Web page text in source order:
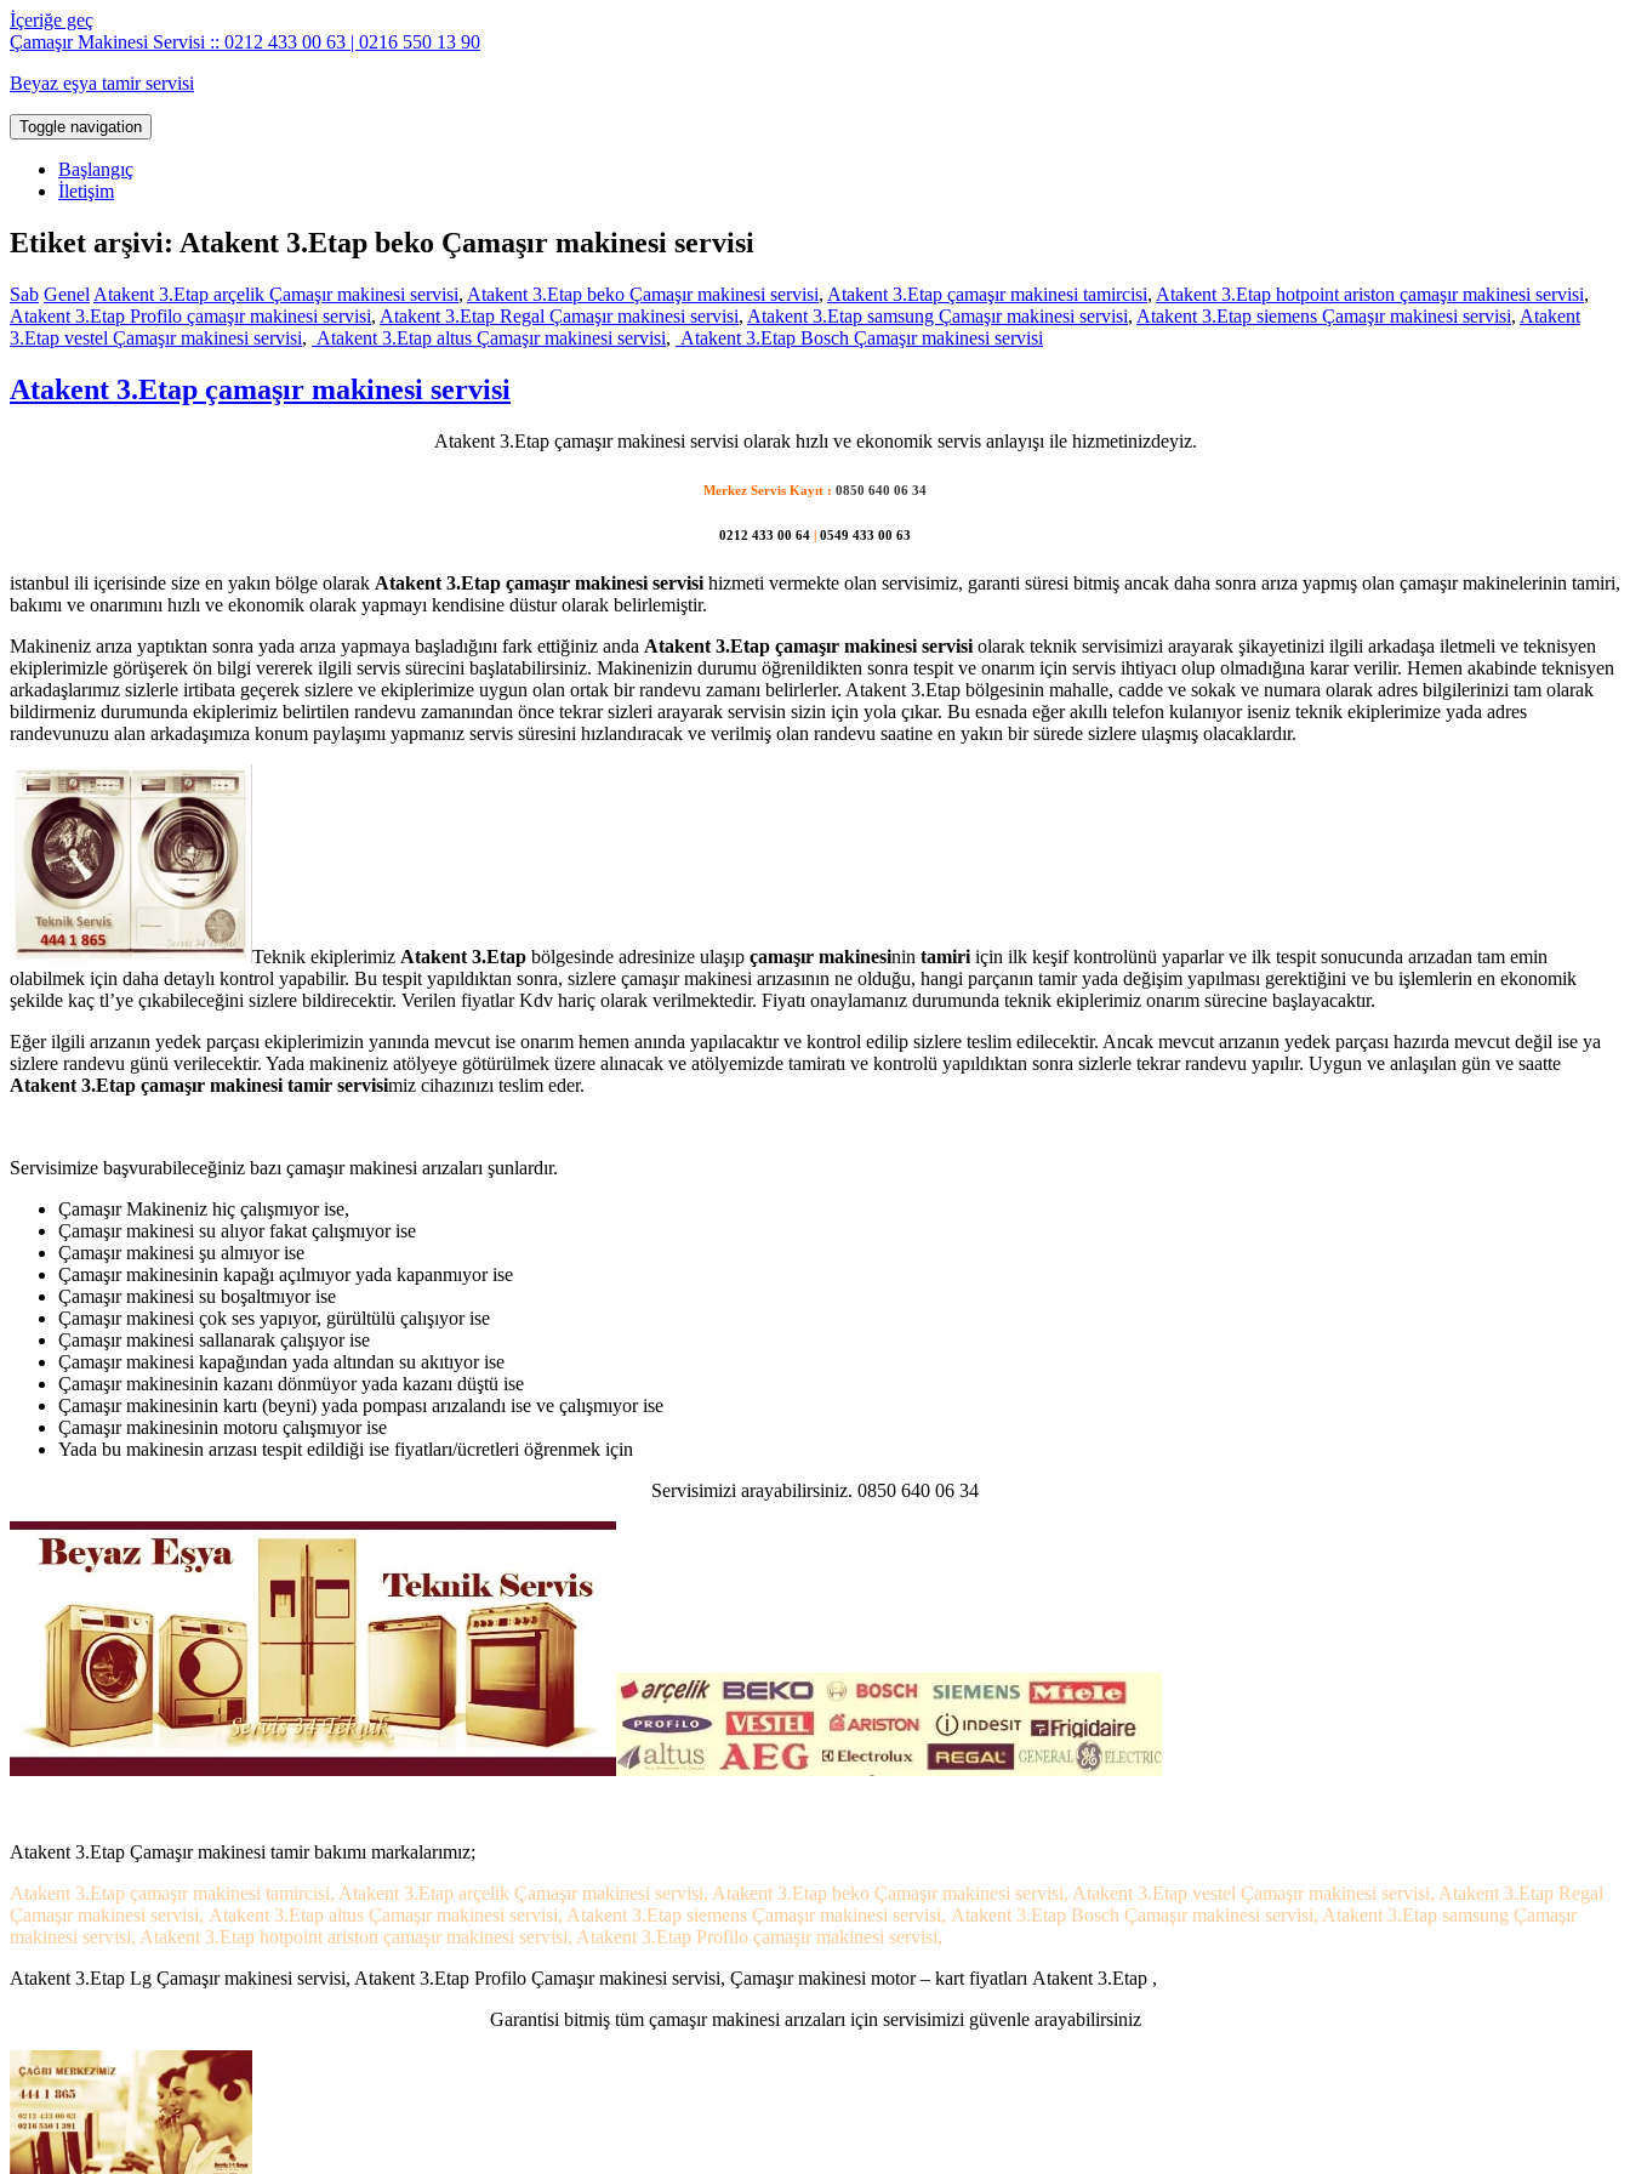
İçeriğe geç
Çamaşır Makinesi Servisi :: 0212 433 00 63 | 0216 550 13 90
Beyaz eşya tamir servisi
Toggle navigation
Başlangıç
İletişim
Etiket arşivi: Atakent 3.Etap beko Çamaşır makinesi servisi
Sab Genel Atakent 3.Etap arçelik Çamaşır makinesi servisi, Atakent 3.Etap beko Çamaşır makinesi servisi, Atakent 3.Etap çamaşır makinesi tamircisi, Atakent 3.Etap hotpoint ariston çamaşır makinesi servisi,
Atakent 3.Etap Profilo çamaşır makinesi servisi, Atakent 3.Etap Regal Çamaşır makinesi servisi, Atakent 3.Etap samsung Çamaşır makinesi servisi, Atakent 3.Etap siemens Çamaşır makinesi servisi, Atakent
3.Etap vestel Çamaşır makinesi servisi, Atakent 3.Etap altus Çamaşır makinesi servisi, Atakent 3.Etap Bosch Çamaşır makinesi servisi
Atakent 3.Etap çamaşır makinesi servisi
Atakent 3.Etap çamaşır makinesi servisi olarak hızlı ve ekonomik servis anlayışı ile hizmetinizdeyiz.
Merkez Servis Kayıt : 0850 640 06 34
0212 433 00 64 | 0549 433 00 63
istanbul ili içerisinde size en yakın bölge olarak Atakent 3.Etap çamaşır makinesi servisi hizmeti vermekte olan servisimiz, garanti süresi bitmiş ancak daha sonra arıza yapmış olan çamaşır makinelerinin tamiri,
bakımı ve onarımını hızlı ve ekonomik olarak yapmayı kendisine düstur olarak belirlemiştir.
Makineniz arıza yaptıktan sonra yada arıza yapmaya başladığını fark ettiğiniz anda Atakent 3.Etap çamaşır makinesi servisi olarak teknik servisimizi arayarak şikayetinizi ilgili arkadaşa iletmeli ve teknisyen
ekiplerimizle görüşerek ön bilgi vererek ilgili servis sürecini başlatabilirsiniz. Makinenizin durumu öğrenildikten sonra tespit ve onarım için servis ihtiyacı olup olmadığına karar verilir. Hemen akabinde teknisyen
arkadaşlarımız sizlerle irtibata geçerek sizlere ve ekiplerimize uygun olan ortak bir randevu zamanı belirlerler. Atakent 3.Etap bölgesinin mahalle, cadde ve sokak ve numara olarak adres bilgilerinizi tam olarak
bildirmeniz durumunda ekiplerimiz belirtilen randevu zamanından önce tekrar sizleri arayarak servisin sizin için yola çıkar. Bu esnada eğer akıllı telefon kulanıyor iseniz teknik ekiplerimize yada adres
randevunuzu alan arkadaşımıza konum paylaşımı yapmanız servis süresini hızlandıracak ve verilmiş olan randevu saatine en yakın bir sürede sizlere ulaşmış olacaklardır.
Teknik ekiplerimiz Atakent 3.Etap bölgesinde adresinize ulaşıp çamaşır makinesinin tamiri için ilk keşif kontrolünü yaparlar ve ilk tespit sonucunda arızadan tam emin
olabilmek için daha detaylı kontrol yapabilir. Bu tespit yapıldıktan sonra, sizlere çamaşır makinesi arızasının ne olduğu, hangi parçanın tamir yada değişim yapılması gerektiğini ve bu işlemlerin en ekonomik
şekilde kaç tl’ye çıkabileceğini sizlere bildirecektir. Verilen fiyatlar Kdv hariç olarak verilmektedir. Fiyatı onaylamanız durumunda teknik ekiplerimiz onarım sürecine başlayacaktır.
Eğer ilgili arızanın yedek parçası ekiplerimizin yanında mevcut ise onarım hemen anında yapılacaktır ve kontrol edilip sizlere teslim edilecektir. Ancak mevcut arızanın yedek parçası hazırda mevcut değil ise ya
sizlere randevu günü verilecektir. Yada makineniz atölyeye götürülmek üzere alınacak ve atölyemizde tamiratı ve kontrolü yapıldıktan sonra sizlerle tekrar randevu yapılır. Uygun ve anlaşılan gün ve saatte
Atakent 3.Etap çamaşır makinesi tamir servisimiz cihazınızı teslim eder.
Servisimize başvurabileceğiniz bazı çamaşır makinesi arızaları şunlardır.
Çamaşır Makineniz hiç çalışmıyor ise,
Çamaşır makinesi su alıyor fakat çalışmıyor ise
Çamaşır makinesi şu almıyor ise
Çamaşır makinesinin kapağı açılmıyor yada kapanmıyor ise
Çamaşır makinesi su boşaltmıyor ise
Çamaşır makinesi çok ses yapıyor, gürültülü çalışıyor ise
Çamaşır makinesi sallanarak çalışıyor ise
Çamaşır makinesi kapağından yada altından su akıtıyor ise
Çamaşır makinesinin kazanı dönmüyor yada kazanı düştü ise
Çamaşır makinesinin kartı (beyni) yada pompası arızalandı ise ve çalışmıyor ise
Çamaşır makinesinin motoru çalışmıyor ise
Yada bu makinesin arızası tespit edildiği ise fiyatları/ücretleri öğrenmek için
Servisimizi arayabilirsiniz. 0850 640 06 34
Atakent 3.Etap Çamaşır makinesi tamir bakımı markalarımız;
Atakent 3.Etap çamaşır makinesi tamircisi, Atakent 3.Etap arçelik Çamaşır makinesi servisi, Atakent 3.Etap beko Çamaşır makinesi servisi, Atakent 3.Etap vestel Çamaşır makinesi servisi, Atakent 3.Etap Regal
Çamaşır makinesi servisi, Atakent 3.Etap altus Çamaşır makinesi servisi, Atakent 3.Etap siemens Çamaşır makinesi servisi, Atakent 3.Etap Bosch Çamaşır makinesi servisi, Atakent 3.Etap samsung Çamaşır
makinesi servisi, Atakent 3.Etap hotpoint ariston çamaşır makinesi servisi, Atakent 3.Etap Profilo çamaşır makinesi servisi,
Atakent 3.Etap Lg Çamaşır makinesi servisi, Atakent 3.Etap Profilo Çamaşır makinesi servisi, Çamaşır makinesi motor – kart fiyatları Atakent 3.Etap ,
Garantisi bitmiş tüm çamaşır makinesi arızaları için servisimizi güvenle arayabilirsiniz